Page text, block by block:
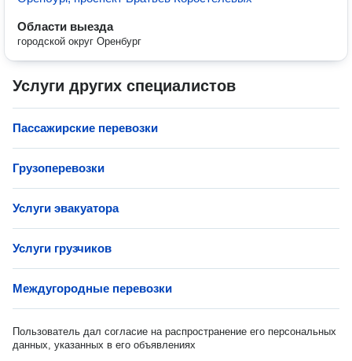
Области выезда
городской округ Оренбург
Услуги других специалистов
Пассажирские перевозки
Грузоперевозки
Услуги эвакуатора
Услуги грузчиков
Междугородные перевозки
Пользователь дал согласие на распространение его персональных
данных, указанных в его объявлениях